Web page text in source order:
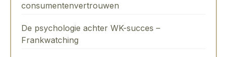
consumentenvertrouwen
De psychologie achter WK-succes –
Frankwatching